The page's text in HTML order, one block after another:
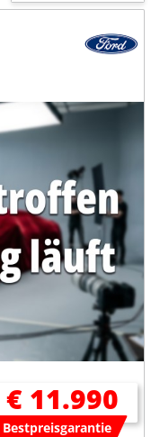
€ 11.990
Bestpreisgarantie